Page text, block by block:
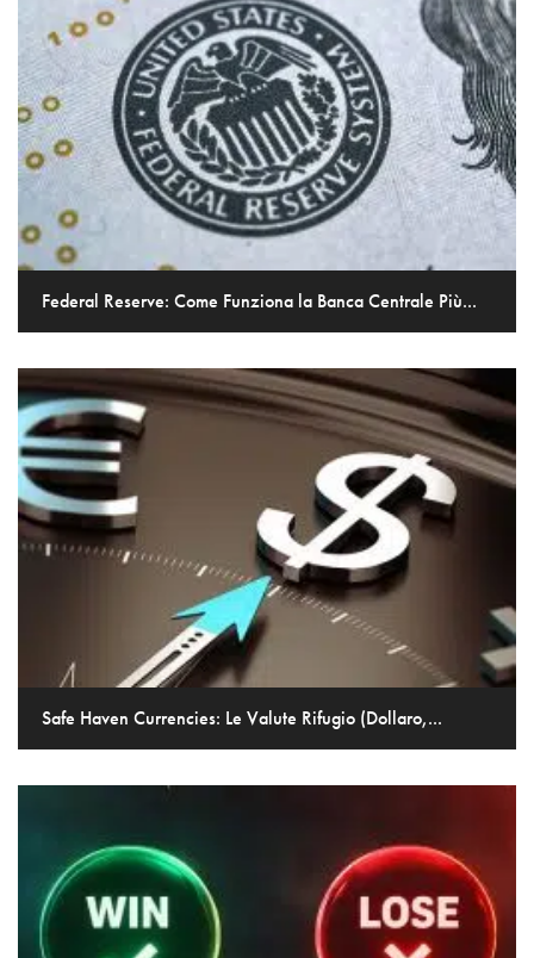
Federal Reserve: Come Funziona la Banca Centrale Più...
Safe Haven Currencies: Le Valute Rifugio (Dollaro,...